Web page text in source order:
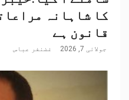
کا شاہانہ
قانون ہے
جولائی 7, 2026 غضنفر عباس